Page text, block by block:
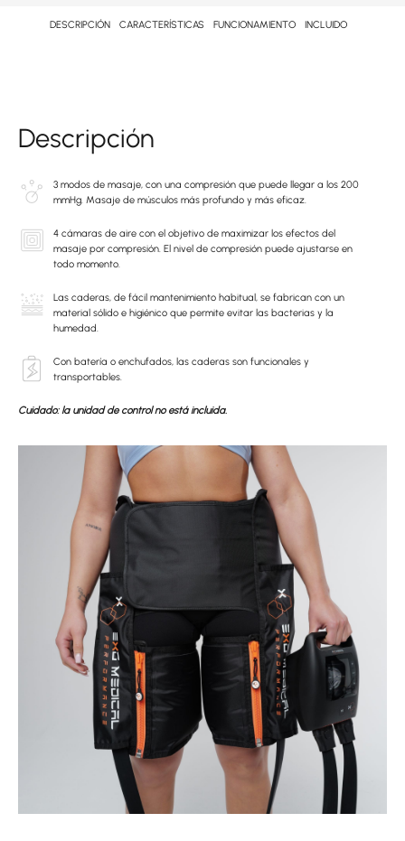
DESCRIPCIÓN CARACTERÍSTICAS FUNCIONAMIENTO INCLUIDO
Descripción
3 modos de masaje, con una compresión que puede llegar a los 200
mmHg. Masaje de músculos más profundo y más eficaz.
4 cámaras de aire con el objetivo de maximizar los efectos del
masaje por compresión. El nivel de compresión puede ajustarse en
todo momento.
Las caderas, de fácil mantenimiento habitual, se fabrican con un
material sólido e higiénico que permite evitar las bacterias y la
humedad.
Con batería o enchufados, las caderas son funcionales y
transportables.
Cuidado: la unidad de control no está incluida.